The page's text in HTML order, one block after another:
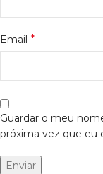
Email *
Guardar o meu
próxima vez que eu